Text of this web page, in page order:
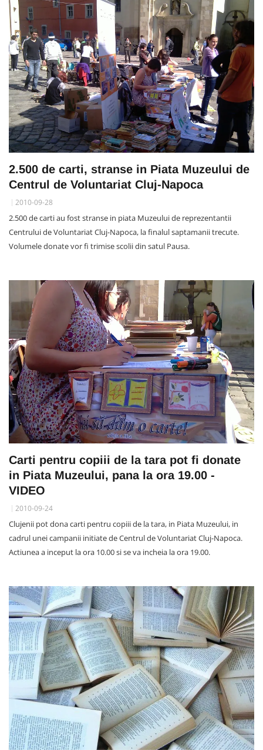
2.500 de carti, stranse in Piata Muzeului de
Centrul de Voluntariat Cluj-Napoca
2010-09-28
2.500 de carti au fost stranse in piata Muzeului de reprezentantii
Centrului de Voluntariat Cluj-Napoca, la finalul saptamanii trecute.
Volumele donate vor fi trimise scolii din satul Pausa.
Carti pentru copiii de la tara pot fi donate
in Piata Muzeului, pana la ora 19.00 -
VIDEO
2010-09-24
Clujenii pot dona carti pentru copiii de la tara, in Piata Muzeului, in
cadrul unei campanii initiate de Centrul de Voluntariat Cluj-Napoca.
Actiunea a inceput la ora 10.00 si se va incheia la ora 19.00.